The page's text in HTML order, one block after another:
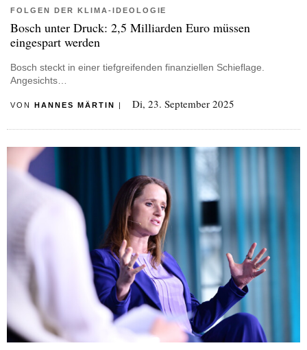
FOLGEN DER KLIMA-IDEOLOGIE
Bosch unter Druck: 2,5 Milliarden Euro müssen
eingespart werden
Bosch steckt in einer tiefgreifenden finanziellen Schieflage.
Angesichts…
VON HANNES MÄRTIN | Di, 23. September 2025